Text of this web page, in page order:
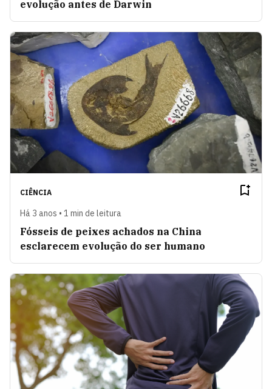
evolução antes de Darwin
CIÊNCIA
Há 3 anos • 1 min de leitura
Fósseis de peixes achados na China
esclarecem evolução do ser humano